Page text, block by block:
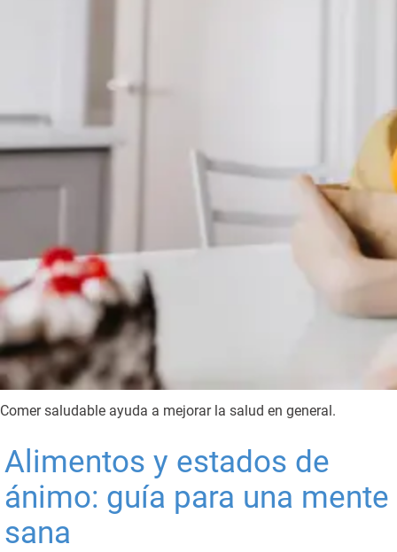
Comer saludable ayuda a mejorar la salud en general.
Alimentos y estados de
ánimo: guía para una mente
sana